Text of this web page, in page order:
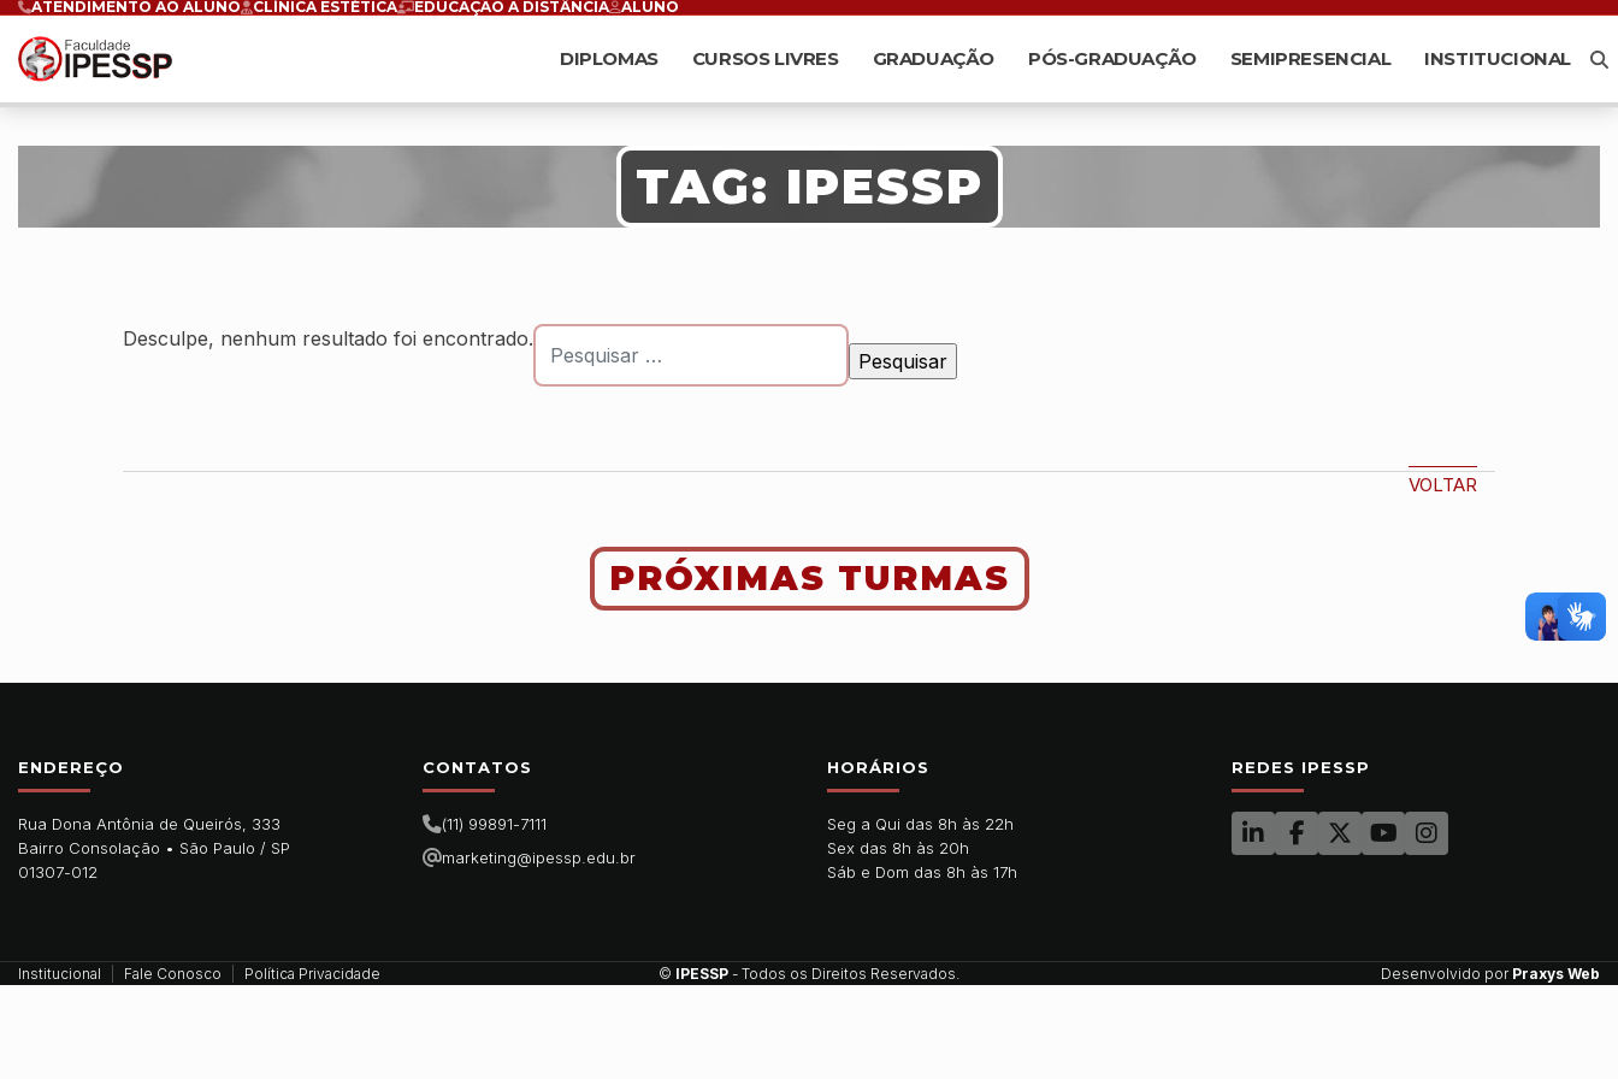
ATENDIMENTO AO ALUNO CLÍNICA ESTÉTICA EDUCAÇÃO A DISTÂNCIA ALUNO
DIPLOMAS CURSOS LIVRES GRADUAÇÃO PÓS-GRADUAÇÃO SEMIPRESENCIAL INSTITUCIONAL
TAG: IPESSP
Desculpe, nenhum resultado foi encontrado.
VOLTAR
PRÓXIMAS TURMAS
ENDEREÇO
Rua Dona Antônia de Queirós, 333
Bairro Consolação • São Paulo / SP
01307-012
CONTATOS
(11) 99891-7111
marketing@ipessp.edu.br
HORÁRIOS
Seg a Qui das 8h às 22h
Sex das 8h às 20h
Sáb e Dom das 8h às 17h
REDES IPESSP
Institucional Fale Conosco Política Privacidade © IPESSP - Todos os Direitos Reservados. Desenvolvido por Praxys Web